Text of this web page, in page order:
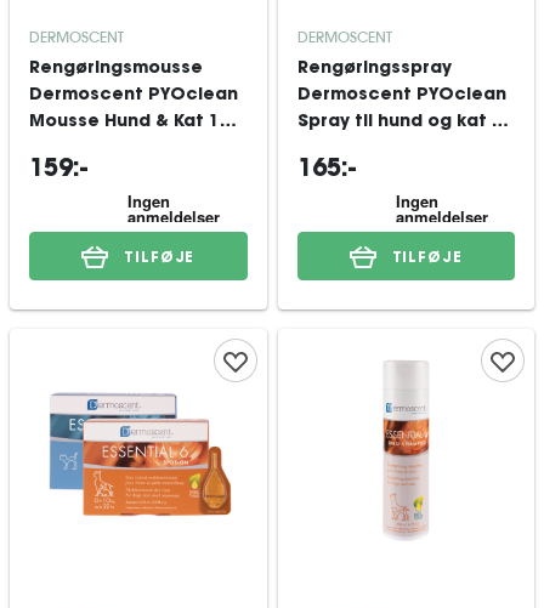
DERMOSCENT
Rengøringsmousse
Dermoscent PYOclean
Mousse Hund & Kat 150
159:-
TILFØJE
DERMOSCENT
Rengøringsspray
Dermoscent PYOclean
Spray til hund og kat 50
165:-
TILFØJE